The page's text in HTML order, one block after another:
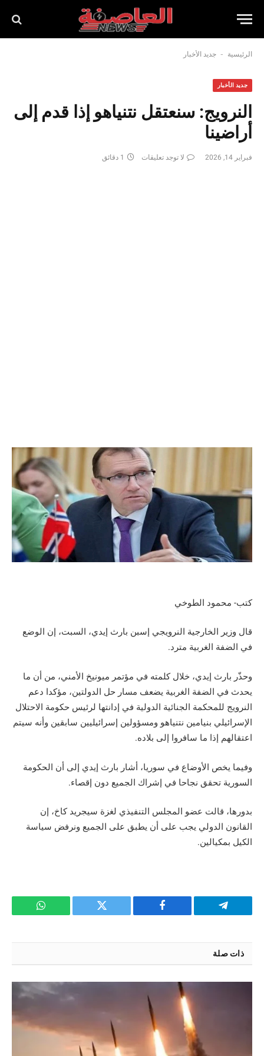
الرئيسية - جديد الأخبار
جديد الأخبار
النرويج: سنعتقل نتنياهو إذا قدم إلى
أراضينا
فبراير 14, 2026 لا توجد تعليقات 1 دقائق
كتب- محمود الطوخي
قال وزير الخارجية النرويجي إسبن بارث إيدي، السبت، إن الوضع
في الضفة الغربية مترد.
وحذّر بارث إيدي، خلال كلمته في مؤتمر ميونيخ الأمني، من أن ما
يحدث في الضفة الغربية يضعف مسار حل الدولتين، مؤكدا دعم
النرويج للمحكمة الجنائية الدولية في إدانتها لرئيس حكومة الاحتلال
الإسرائيلي بنيامين نتنياهو ومسؤولين إسرائيليين سابقين وأنه سيتم
اعتقالهم إذا ما سافروا إلى بلاده.
وفيما يخص الأوضاع في سوريا، أشار بارث إيدي إلى أن الحكومة
السورية تحقق نجاحا في إشراك الجميع دون إقصاء.
بدورها، قالت عضو المجلس التنفيذي لغزة سيجريد كاخ، إن
القانون الدولي يجب على أن يطبق على الجميع ونرفض سياسة
الكيل بمكيالين.
تيلقرام فيسبوك تويتر واتساب
ذات صلة